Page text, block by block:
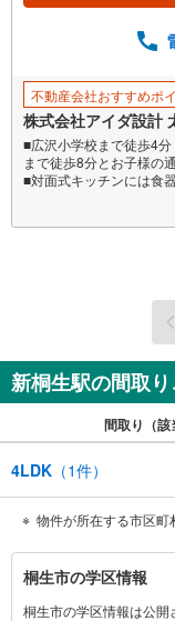
不動産会社おすすめポ
株式会社アイダ設計
■広沢小学校まで徒歩4
まで徒歩8分とお子様の
■対面式キッチンには食
■カースペース3台完備
新桐生駅の間取
間取り（該
4LDK （1件）
物件が所在する市区町
桐
生
市
桐生市の学区情報
桐生市の学区情報は公